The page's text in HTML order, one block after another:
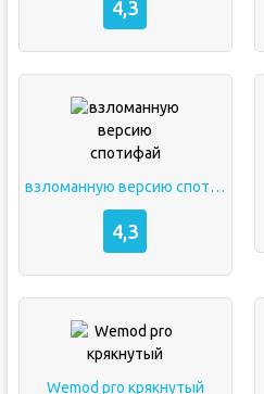
4,3
взломанную версию спотифай
4,3
Wemod pro крякнутый